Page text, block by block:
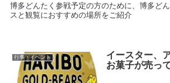
博多どんたく参戦予定の方のために、博多ど
スと観覧におすすめの場所をご紹介
行事・イベント
イースター、
お菓子が売っ